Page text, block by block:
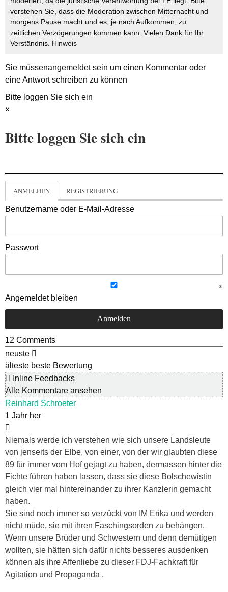
verstehen Sie, dass die Moderation zwischen Mitternacht und
morgens Pause macht und es, je nach Aufkommen, zu
zeitlichen Verzögerungen kommen kann. Vielen Dank für Ihr
Verständnis. Hinweis
Sie müssenangemeldetsein um einen Kommentar oder
eine Antwort schreiben zu können
Bitte loggen Sie sich ein
×
Bitte loggen Sie sich ein
ANMELDEN REGISTRIERUNG
Benutzername oder E-Mail-Adresse
Passwort
Angemeldet bleiben
12 Comments
neuste
älteste beste Bewertung
Inline Feedbacks
Alle Kommentare ansehen
Reinhard Schroeter
1 Jahr her
Niemals werde ich verstehen wie sich unsere Landsleute
von jenseits der Elbe, von einer, von der wir glaubten diese
89 für immer vom Hof gejagt zu haben, dermassen hinter die
Fichte führen haben lassen, dass sie diese Bolschewistin
gleich vier mal hintereinander zu ihrer Kanzlerin gemacht
haben.
Sie sind noch immer so verzückt von IM Erika und werden
nicht müde, sie mit ihren Faschingsorden zu behängen.
Wenn unsere Brüder und Schwestern und denn demütigen
wollten, sie hätten sich dafür nichts besseres ausdenken
können als ihre Affenliebe zu dieser FDJ-Fachkraft für
Agitation und Propaganda .